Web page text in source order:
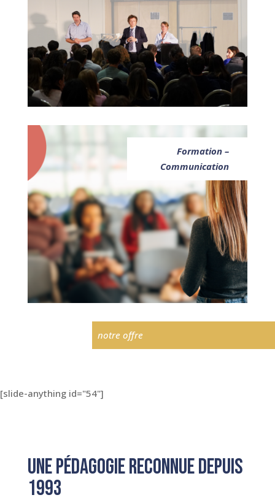
Formation –
Communication
notre offre
[slide-anything id="54"]
Une pédagogie reconnue depuis
1993